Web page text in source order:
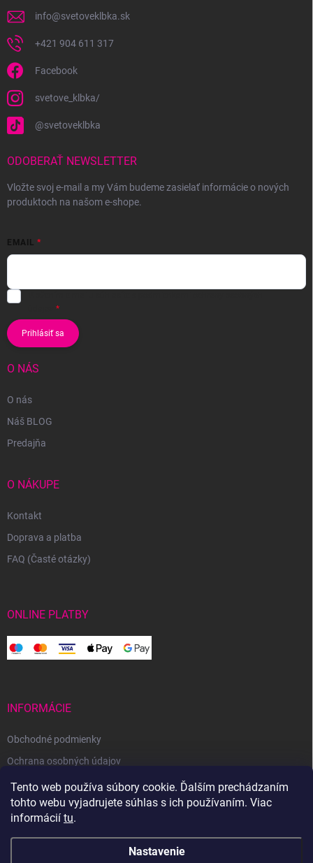
Tento web používa súbory cookie. Ďalším prechádzaním
tohto webu vyjadrujete súhlas s ich používaním. Viac
informácií tu.
Nastavenie
info@svetoveklbka.sk
+421 904 611 317
Facebook
svetove_klbka/
@svetoveklbka
ODOBERAŤ NEWSLETTER
Vložte svoj e-mail a my Vám budeme zasielať informácie o nových
produktoch na našom e-shope.
EMAIL
Prihlásiť sa
O NÁS
O nás
Náš BLOG
Predajňa
O NÁKUPE
Kontakt
Doprava a platba
FAQ (Časté otázky)
ONLINE PLATBY
INFORMÁCIE
Obchodné podmienky
Ochrana osobných údajov
Reklamačný poriadok
Odstúpenie od zmluvy